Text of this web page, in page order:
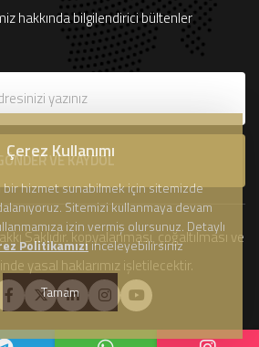
hakkında bilgilendirici bültenler
VE KAYDOL
Saklıdır. kopyalanması, çoğaltılması ve
yasal haklarımız işletilecektir.
Çerez Kullanımı
hizmet sunabilmek için sitemizde
Sitemizi kullanmaya devam
izin vermiş olursunuz. Detaylı
Politikamızıinceleyebilirsiniz
Tamam